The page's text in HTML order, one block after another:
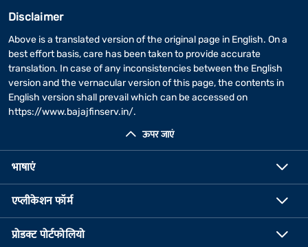
ऊपर जाएं
Disclaimer
Above is a translated version of the original page in English. On a
best effort basis, care has been taken to provide accurate
translation. In case of any inconsistencies between the English
version and the vernacular version of this page, the contents in
English version shall prevail which can be accessed on
https://www.bajajfinserv.in/.
भाषाएं
एप्लीकेशन फॉर्म
प्रोडक्ट पोर्टफोलियो